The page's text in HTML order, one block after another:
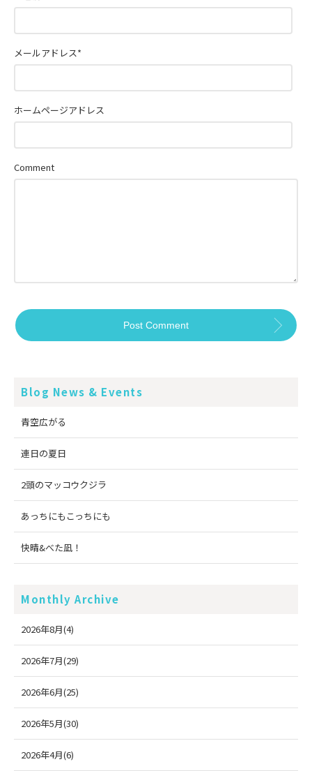
Comment
メールアドレス*
ホームページアドレス
Blog News & Events
青空広がる
連日の夏日
2頭のマッコウクジラ
あっちにもこっちにも
快晴&べた凪！
Monthly Archive
2026年8月(4)
2026年7月(29)
2026年6月(25)
2026年5月(30)
2026年4月(6)